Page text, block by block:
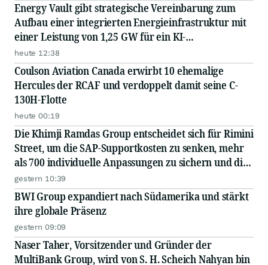
Energy Vault gibt strategische Vereinbarung zum
Aufbau einer integrierten Energieinfrastruktur mit
einer Leistung von 1,25 GW für ein KI-
Rechenzentrum eines Hyperscalers bekannt – in
Zusammenarbeit mit einem führenden EPC...
heute 12:38
Coulson Aviation Canada erwirbt 10 ehemalige
Hercules der RCAF und verdoppelt damit seine C-
130H-Flotte
heute 00:19
Die Khimji Ramdas Group entscheidet sich für Rimini
Street, um die SAP-Supportkosten zu senken, mehr
als 700 individuelle Anpassungen zu sichern und die
Einsparungen in Innovationen zu reinvestieren
gestern 10:39
BWI Group expandiert nach Südamerika und stärkt
ihre globale Präsenz
gestern 09:09
Naser Taher, Vorsitzender und Gründer der
MultiBank Group, wird von S. H. Scheich Nahyan bin